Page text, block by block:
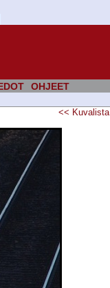
OHJEET
<< Kuvalista